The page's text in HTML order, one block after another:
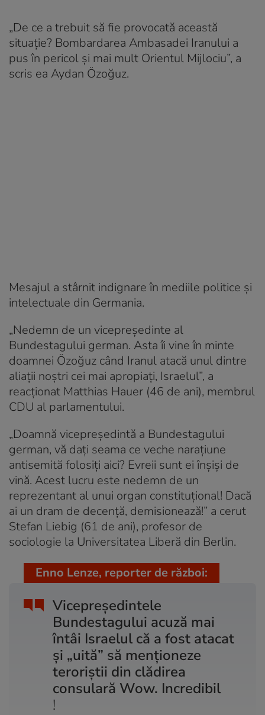
„De ce a trebuit să fie provocată această
situație? Bombardarea Ambasadei Iranului a
pus în pericol și mai mult Orientul Mijlociu”, a
scris ea Aydan Özoğuz.
Mesajul a stârnit indignare în mediile politice și
intelectuale din Germania.
„Nedemn de un vicepreședinte al
Bundestagului german. Asta îi vine în minte
doamnei Özoğuz când Iranul atacă unul dintre
aliații noștri cei mai apropiați, Israelul”, a
reacționat Matthias Hauer (46 de ani), membrul
CDU al parlamentului.
„Doamnă vicepreședintă a Bundestagului
german, vă dați seama ce veche narațiune
antisemită folosiți aici? Evreii sunt ei înșiși de
vină. Acest lucru este nedemn de un
reprezentant al unui organ constituțional! Dacă
ai un dram de decență, demisionează!” a cerut
Stefan Liebig (61 de ani), profesor de
sociologie la Universitatea Liberă din Berlin.
Vicepreședintele
Bundestagului acuză mai
întâi Israelul că a fost atacat
și „uită” să menționeze
teroriștii din clădirea
consulară Wow. Incredibil
!
Enno Lenze, reporter de război: